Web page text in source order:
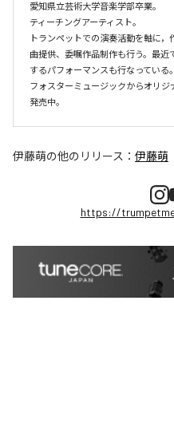
愛知県立芸術大学音楽学部卒業。
ティーチングアーティスト。
トランペットでの演奏活動を軸に
曲提供、委嘱作品制作も行う。最
するパフォーマンスも行なっている。
フォスターミュージックからオリジ
伊藤萌の他のリリース： 伊藤萌
https://